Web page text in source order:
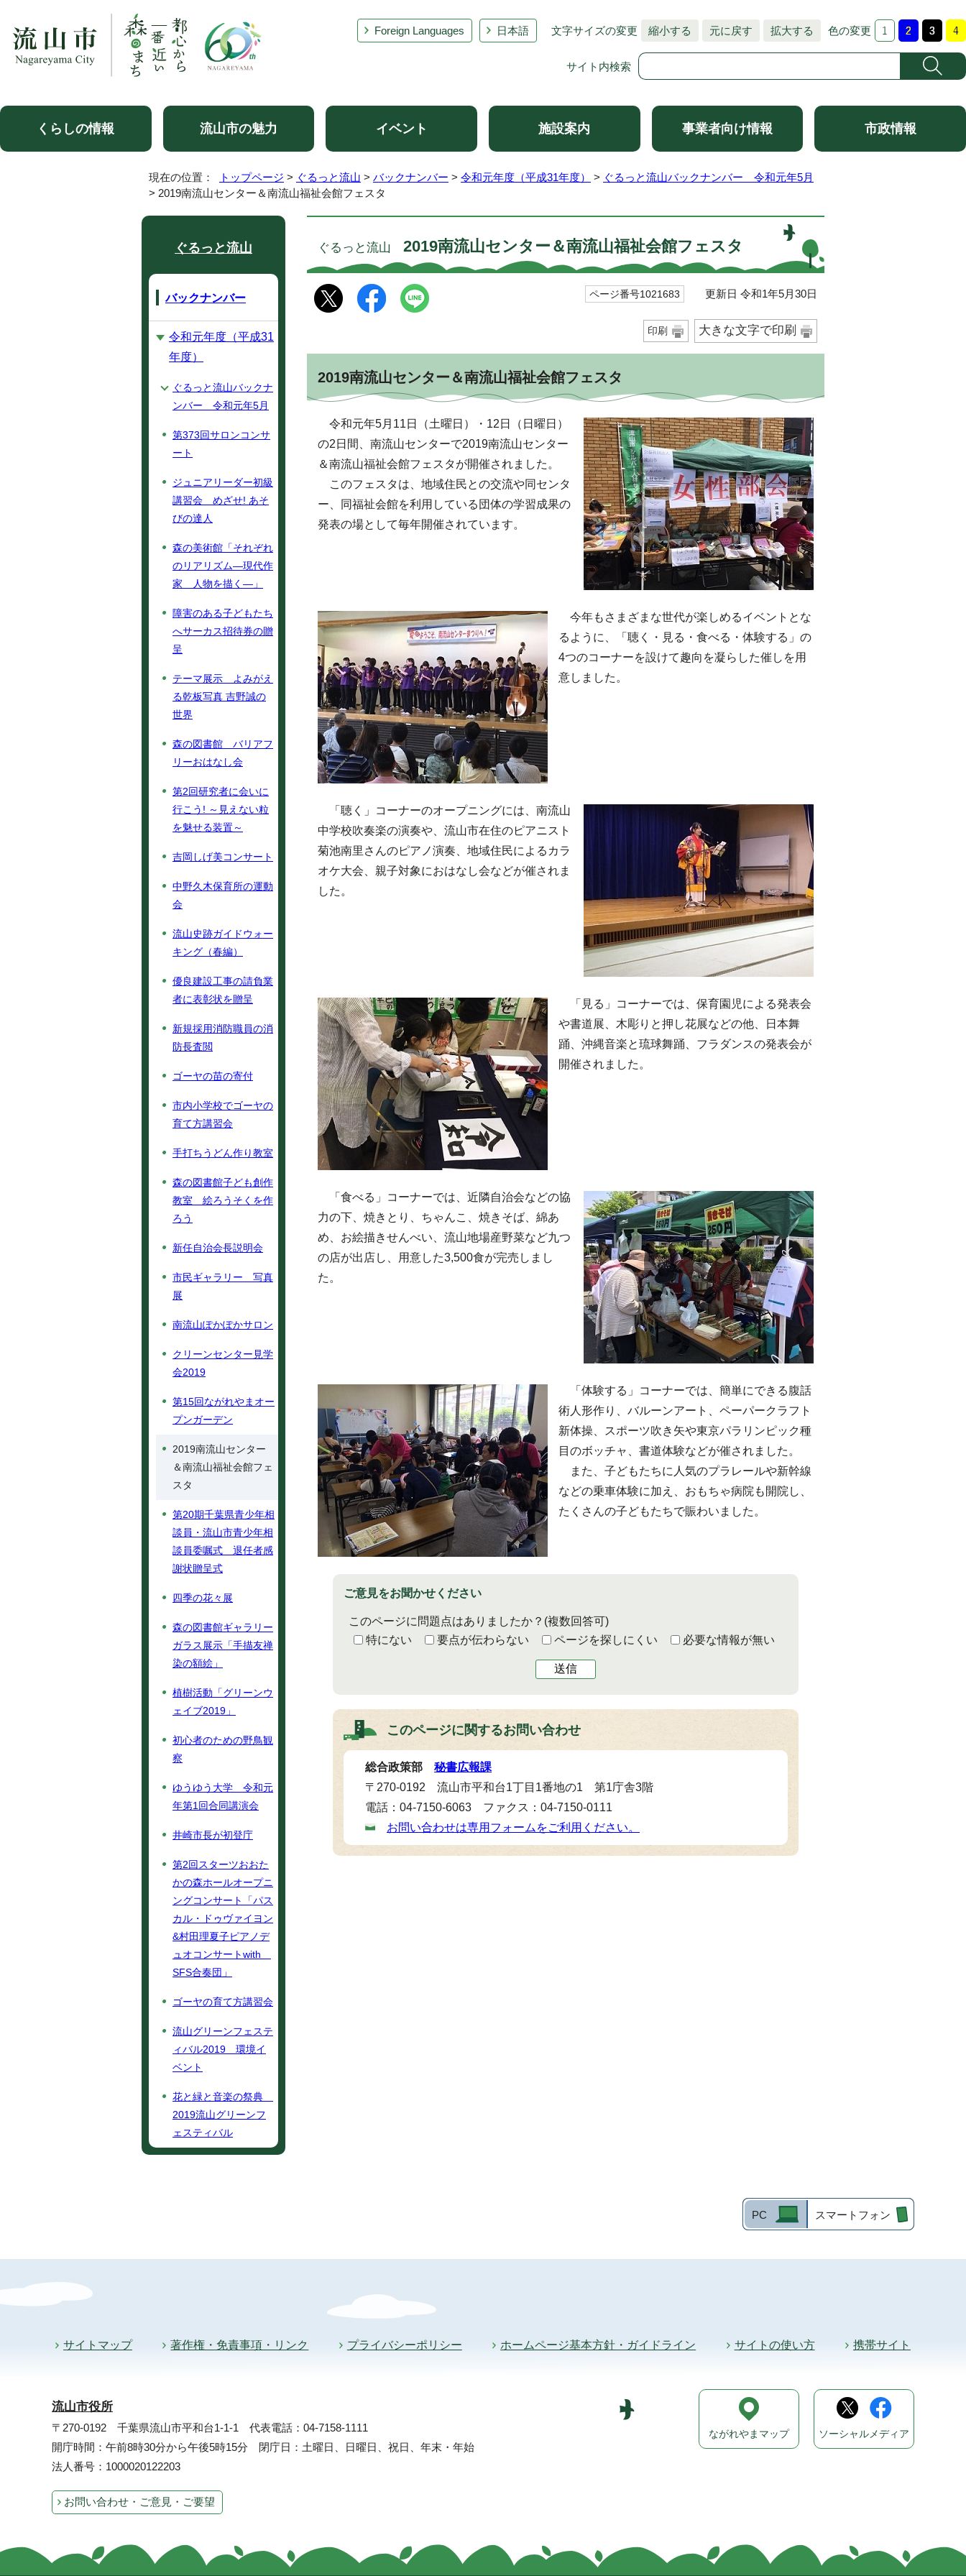
Foreign Languages 日本語 文字サイズの変更 縮小する 元に戻す 拡大する 色の変更
サイト内検索
くらしの情報 流山市の魅力 イベント 施設案内 事業者向け情報 市政情報
現在の位置： トップページ > ぐるっと流山 > バックナンバー > 令和元年度（平成31年度） > ぐるっと流山バックナンバー 令和元年5月
> 2019南流山センター＆南流山福祉会館フェスタ
ぐるっと流山 2019南流山センター＆南流山福祉会館フェスタ
ページ番号1021683 更新日 令和1年5月30日
印刷 大きな文字で印刷
2019南流山センター＆南流山福祉会館フェスタ
令和元年5月11日（土曜日）・12日（日曜日）
の2日間、南流山センターで2019南流山センター
＆南流山福祉会館フェスタが開催されました。
このフェスタは、地域住民との交流や同センタ
ー、同福祉会館を利用している団体の学習成果の
発表の場として毎年開催されています。
今年もさまざまな世代が楽しめるイベントとな
るように、「聴く・見る・食べる・体験する」の
4つのコーナーを設けて趣向を凝らした催しを用
意しました。
「聴く」コーナーのオープニングには、南流山
中学校吹奏楽の演奏や、流山市在住のピアニスト
菊池南里さんのピアノ演奏、地域住民によるカラ
オケ大会、親子対象におはなし会などが催されま
した。
「見る」コーナーでは、保育園児による発表会
や書道展、木彫りと押し花展などの他、日本舞
踊、沖縄音楽と琉球舞踊、フラダンスの発表会が
開催されました。
「食べる」コーナーでは、近隣自治会などの協
力の下、焼きとり、ちゃんこ、焼きそば、綿あ
め、お絵描きせんべい、流山地場産野菜など九つ
の店が出店し、用意した3,500食が完売しまし
た。
「体験する」コーナーでは、簡単にできる腹話
術人形作り、バルーンアート、ペーパークラフト
新体操、スポーツ吹き矢や東京パラリンピック種
目のボッチャ、書道体験などが催されました。
また、子どもたちに人気のプラレールや新幹線
などの乗車体験に加え、おもちゃ病院も開院し、
たくさんの子どもたちで賑わいました。
ご意見をお聞かせください
このページに問題点はありましたか？ (複数回答可)
特にない
要点が伝わらない ページを探しにくい 必要な情報が無い
送信
このページに関するお問い合わせ
総合政策部 秘書広報課
〒270-0192 流山市平和台1丁目1番地の1 第1庁舎3階
電話：04-7150-6063 ファクス：04-7150-0111
お問い合わせは専用フォームをご利用ください。
ぐるっと流山
バックナンバー
令和元年度（平成31
年度）
ぐるっと流山バックナ
ンバー 令和元年5月
第373回サロンコンサ
ート
ジュニアリーダー初級
講習会 めざせ! あそ
びの達人
森の美術館「それぞれ
のリアリズム―現代作
家 人物を描く―」
障害のある子どもたち
へサーカス招待券の贈
呈
テーマ展示 よみがえ
る乾板写真 吉野誠の
世界
森の図書館 バリアフ
リーおはなし会
第2回研究者に会いに
行こう! ～見えない粒
を魅せる装置～
吉岡しげ美コンサート
中野久木保育所の運動
会
流山史跡ガイドウォー
キング（春編）
優良建設工事の請負業
者に表彰状を贈呈
新規採用消防職員の消
防長査閲
ゴーヤの苗の寄付
市内小学校でゴーヤの
育て方講習会
手打ちうどん作り教室
森の図書館子ども創作
教室 絵ろうそくを作
ろう
新任自治会長説明会
市民ギャラリー 写真
展
南流山ぽかぽかサロン
クリーンセンター見学
会2019
第15回ながれやまオー
プンガーデン
2019南流山センター
＆南流山福祉会館フェ
スタ
第20期千葉県青少年相
談員・流山市青少年相
談員委嘱式 退任者感
謝状贈呈式
四季の花々展
森の図書館ギャラリー
ガラス展示「手描友禅
染の額絵」
植樹活動「グリーンウ
ェイブ2019」
初心者のための野鳥観
察
ゆうゆう大学 令和元
年第1回合同講演会
井崎市長が初登庁
第2回スターツおおた
かの森ホールオープニ
ングコンサート「パス
カル・ドゥヴァイヨン
&村田理夏子ピアノデ
ュオコンサートwith
SFS合奏団」
ゴーヤの育て方講習会
流山グリーンフェステ
ィバル2019 環境イ
ベント
花と緑と音楽の祭典
2019流山グリーンフ
ェスティバル
PC スマートフォン
サイトマップ 著作権・免責事項・リンク プライバシーポリシー ホームページ基本方針・ガイドライン サイトの使い方 携帯サイト
流山市役所
〒270-0192 千葉県流山市平和台1-1-1 代表電話：04-7158-1111
開庁時間：午前8時30分から午後5時15分 閉庁日：土曜日、日曜日、祝日、年末・年始
法人番号：1000020122203
お問い合わせ・ご意見・ご要望
ながれやまマップ ソーシャルメディア